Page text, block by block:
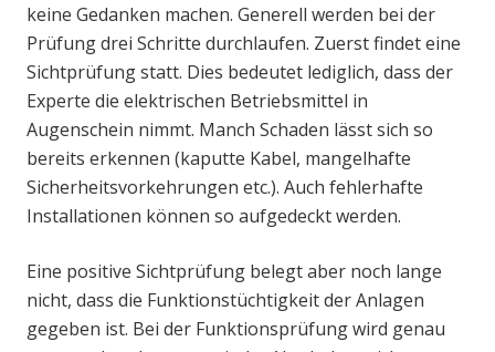
keine Gedanken machen. Generell werden bei der
Prüfung drei Schritte durchlaufen. Zuerst findet eine
Sichtprüfung statt. Dies bedeutet lediglich, dass der
Experte die elektrischen Betriebsmittel in
Augenschein nimmt. Manch Schaden lässt sich so
bereits erkennen (kaputte Kabel, mangelhafte
Sicherheitsvorkehrungen etc.). Auch fehlerhafte
Installationen können so aufgedeckt werden.
Eine positive Sichtprüfung belegt aber noch lange
nicht, dass die Funktionstüchtigkeit der Anlagen
gegeben ist. Bei der Funktionsprüfung wird genau